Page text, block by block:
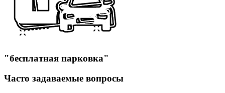
"бесплатная парковка"
Часто задаваемые вопросы